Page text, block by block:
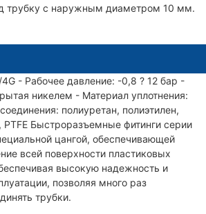
трубку с наружным диаметром 10 мм.
- Рабочее давление: -0,8 ? 12 бар -
никелем - Материал уплотнения:
полиуретан, полиэтилен,
PTFE Быстроразъемные фитинги серии
цангой, обеспечивающей
всей поверхности пластиковых
высокую надежность и
позволяя много раз
трубки.